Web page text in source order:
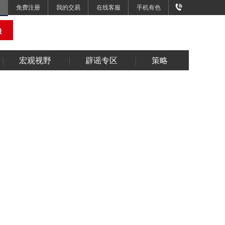
免费注册 我的交易 在线客服 手机有色
宏观视野 辟谣专区 策略